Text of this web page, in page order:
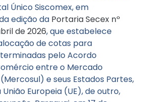
Único Siscomex, em
edição da Portaria Secex nº
de 2026, que estabelece
de cotas para
pelo Acordo
entre o Mercado
e seus Estados Partes,
Europeia (UE), de outro,